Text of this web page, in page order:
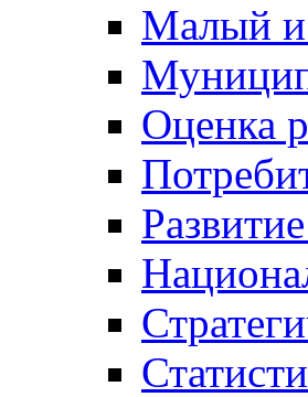
Малый и
Оценка